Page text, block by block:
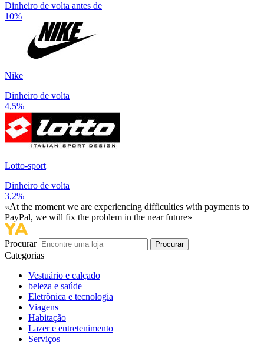
Dinheiro de volta antes de
10%
Nike
Dinheiro de volta
4,5%
Lotto-sport
Dinheiro de volta
3,2%
«At the moment we are experiencing difficulties with payments to
PayPal, we will fix the problem in the near future»
Procurar Procurar
Categorias
Vestuário e calçado
beleza e saúde
Eletrônica e tecnologia
Viagens
Habitação
Lazer e entretenimento
Serviços